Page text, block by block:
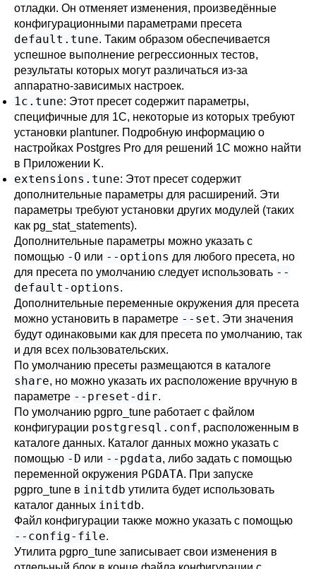
отладки. Он отменяет изменения, произведённые
конфигурационными параметрами пресета
default.tune. Таким образом обеспечивается
успешное выполнение регрессионных тестов,
результаты которых могут различаться из-за
аппаратно-зависимых настроек.
1c.tune: Этот пресет содержит параметры,
специфичные для 1С, некоторые из которых требуют
установки plantuner. Подробную информацию о
настройках Postgres Pro для решений 1С можно найти
в Приложении K.
extensions.tune: Этот пресет содержит
дополнительные параметры для расширений. Эти
параметры требуют установки других модулей (таких
как pg_stat_statements).
Дополнительные параметры можно указать с
помощью -O или --options для любого пресета, но
для пресета по умолчанию следует использовать --
default-options.
Дополнительные переменные окружения для пресета
можно установить в параметре --set. Эти значения
будут одинаковыми как для пресета по умолчанию, так
и для всех пользовательских.
По умолчанию пресеты размещаются в каталоге
share, но можно указать их расположение вручную в
параметре --preset-dir.
По умолчанию pgpro_tune работает с файлом
конфигурации postgresql.conf, расположенным в
каталоге данных. Каталог данных можно указать с
помощью -D или --pgdata, либо задать с помощью
переменной окружения PGDATA. При запуске
pgpro_tune в initdb утилита будет использовать
каталог данных initdb.
Файл конфигурации также можно указать с помощью
--config-file.
Утилита pgpro_tune записывает свои изменения в